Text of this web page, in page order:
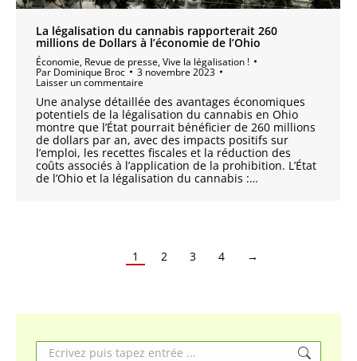
La légalisation du cannabis rapporterait 260
millions de Dollars à l’économie de l’Ohio
Économie, Revue de presse,Vive la légalisation !
Par Dominique Broc 3 novembre 2023
Laisser un commentaire
Une analyse détaillée des avantages économiques
potentiels de la légalisation du cannabis en Ohio
montre que l’État pourrait bénéficier de 260 millions
de dollars par an, avec des impacts positifs sur
l’emploi, les recettes fiscales et la réduction des
coûts associés à l’application de la prohibition. L’État
de l’Ohio et la légalisation du cannabis :…
1 2 3 4 →
Search: